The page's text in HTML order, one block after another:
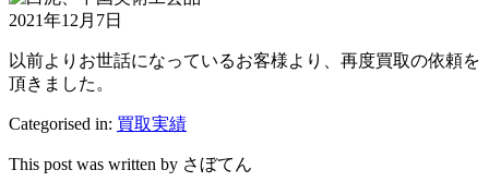
2021年12月7日
以前よりお世話になっているお客様より、再度買取の依頼を
頂きました。
Categorised in: 買取実績
This post was written by さぼてん